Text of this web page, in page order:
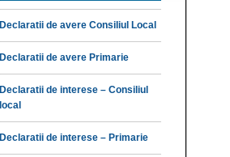
Declaratii de avere Consiliul Local
Declaratii de avere Primarie
Declaratii de interese – Consiliul
local
Declaratii de interese – Primarie